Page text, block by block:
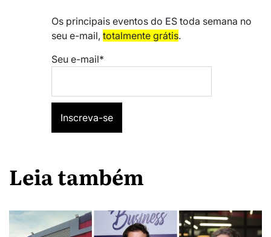
Os principais eventos do ES toda semana no
seu e-mail, totalmente grátis.
Seu e-mail*
Leia também